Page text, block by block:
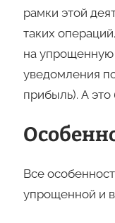
рамки этой
таких
на упрощенную
уведомления
прибыль). А
Все
упрощенной и